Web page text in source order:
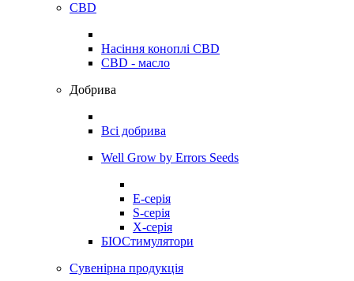
CBD
Насіння коноплі CBD
CBD - масло
Добрива
Всі добрива
Well Grow by Errors Seeds
E-серія
S-серія
X-серія
БІОСтимулятори
Сувенірна продукція